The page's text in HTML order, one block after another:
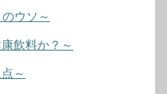
ウソ～
飲料か？～
～